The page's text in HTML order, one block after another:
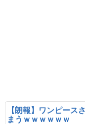
【朗報】ワンピース
まうｗｗｗｗｗｗ